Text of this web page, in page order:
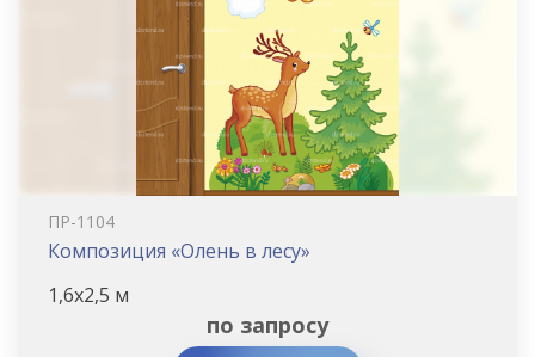
ПР-1104
Композиция «Олень в лесу»
1,6х2,5 м
по запросу